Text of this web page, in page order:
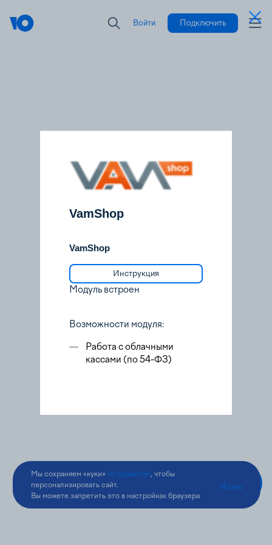
Войти Подключить
VamShop
VamShop
Инструкция
Модуль встроен
Возможности модуля:
—
Работа с облачными
кассами (по 54-ФЗ)
Мы сохраняем «куки» по правилам, чтобы
персонализировать сайт.
Вы можете запретить это в настройках браузера
Ясно